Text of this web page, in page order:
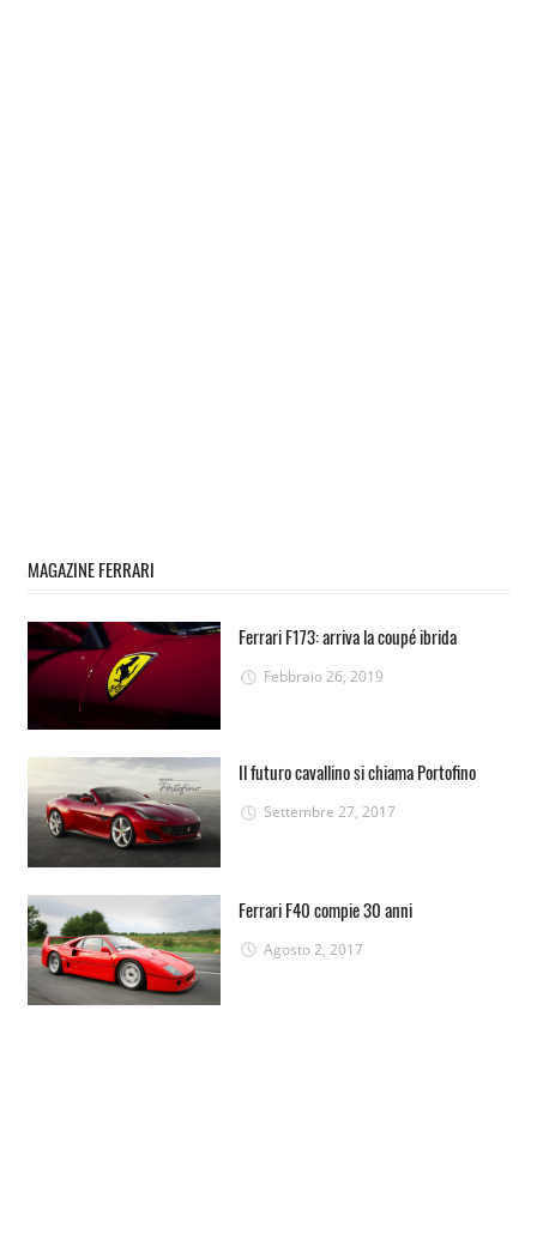
MAGAZINE FERRARI
Ferrari F173: arriva la coupé ibrida
Febbraio 26, 2019
Il futuro cavallino si chiama Portofino
Settembre 27, 2017
Ferrari F40 compie 30 anni
Agosto 2, 2017